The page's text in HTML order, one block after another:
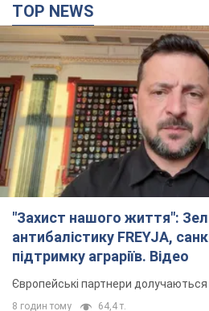
"Захист нашого життя":
антибалістику FREYJA,
підтримку аграріїв. Відео
Європейські партнери долучаються
8 годин тому 64,4 т.
З 1 вересня українським
зарплати: Корецький
Одночасно з підвищенням зарплат
анонсував збільшення студентських
4 години тому